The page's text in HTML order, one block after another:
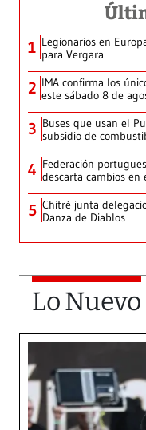
1 Legionarios en
para Vergara
2 IMA confirma los
este sábado 8 de
3 Buses que usan el
subsidio de
4 Federación
descarta cambios en
5 Chitré junta
Danza de Diablos
Lo Nuevo